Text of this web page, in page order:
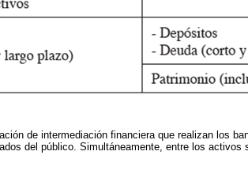
de intermediación financiera que realizan los
del público. Simultáneamente, entre los activos